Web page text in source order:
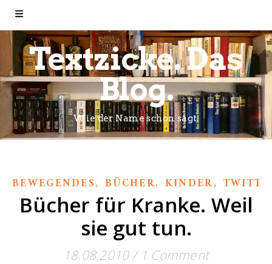
Textzicke. Das
Blog.
Wie der Name schon sagt.
BEWEGENDES, BÜCHER, KINDER,
Bücher für Kranke. Weil
sie gut tun.
18.08.2010/ 1 Comment